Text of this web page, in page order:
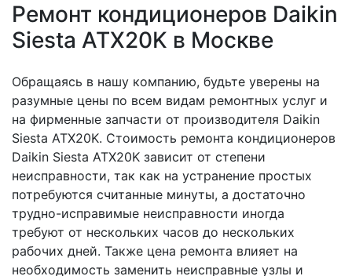
Ремонт кондиционеров Daikin
Siesta ATX20K в Москве
Обращаясь в нашу компанию, будьте уверены на
разумные цены по всем видам ремонтных услуг и
на фирменные запчасти от производителя Daikin
Siesta ATX20K. Стоимость ремонта кондиционеров
Daikin Siesta ATX20K зависит от степени
неисправности, так как на устранение простых
потребуются считанные минуты, а достаточно
трудно-исправимые неисправности иногда
требуют от нескольких часов до нескольких
рабочих дней. Также цена ремонта влияет на
необходимость заменить неисправные узлы и